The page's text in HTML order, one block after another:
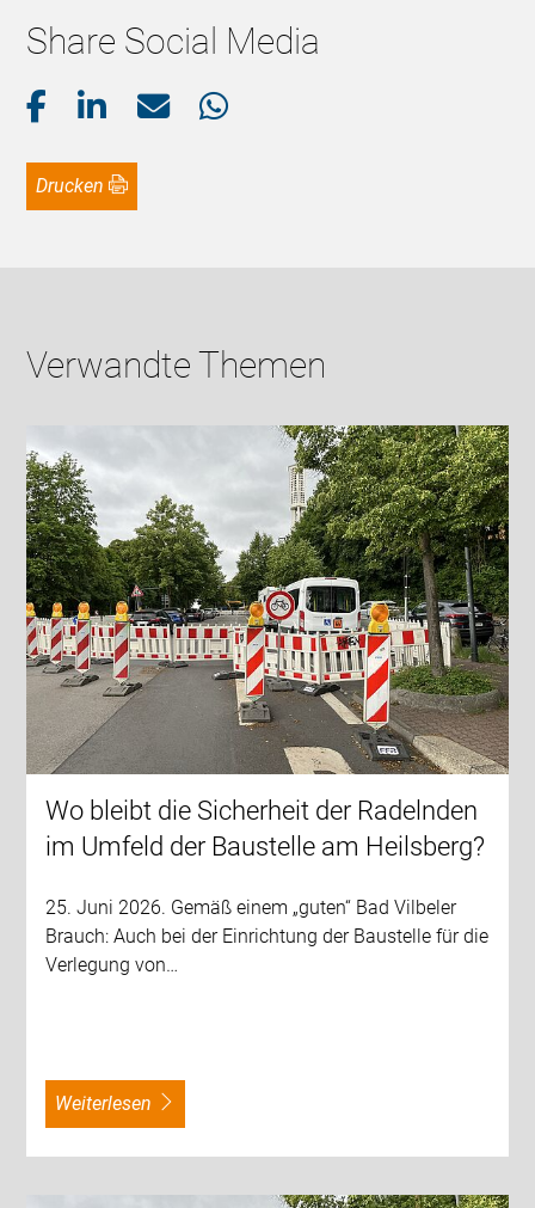
Share Social Media
Drucken
Verwandte Themen
Wo bleibt die Sicherheit der Radelnden
im Umfeld der Baustelle am Heilsberg?
25. Juni 2026. Gemäß einem „guten“ Bad Vilbeler
Brauch: Auch bei der Einrichtung der Baustelle für die
Verlegung von…
weiterlesen